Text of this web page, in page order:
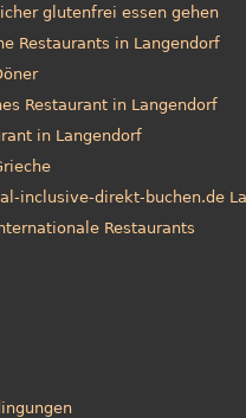
glutenfrei essen gehen
Restaurants in Langendorf
Restaurant in Langendorf
in Langendorf
inclusive-direkt-buchen.de
Restaurants